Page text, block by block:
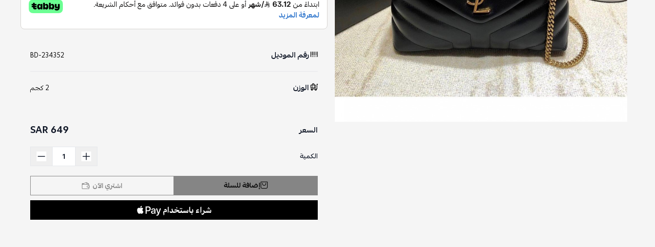
رقم الموديل BD-234352
الوزن 2 كجم
السعر 649 SAR
الكمية
إضافة للسلة اشتري الآن